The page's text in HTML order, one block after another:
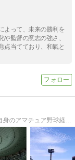
よって、未来の勝利を
監督の意志の強さ、
点当てており、和氣と